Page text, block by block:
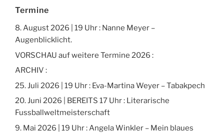
Termine
8. August 2026 | 19 Uhr : Nanne Meyer –
Augenblicklicht.
VORSCHAU auf weitere Termine 2026 :
ARCHIV :
25. Juli 2026 | 19 Uhr : Eva-Martina Weyer – Tabakpech
20. Juni 2026 | BEREITS 17 Uhr : Literarische
Fussballweltmeisterschaft
9. Mai 2026 | 19 Uhr : Angela Winkler – Mein blaues